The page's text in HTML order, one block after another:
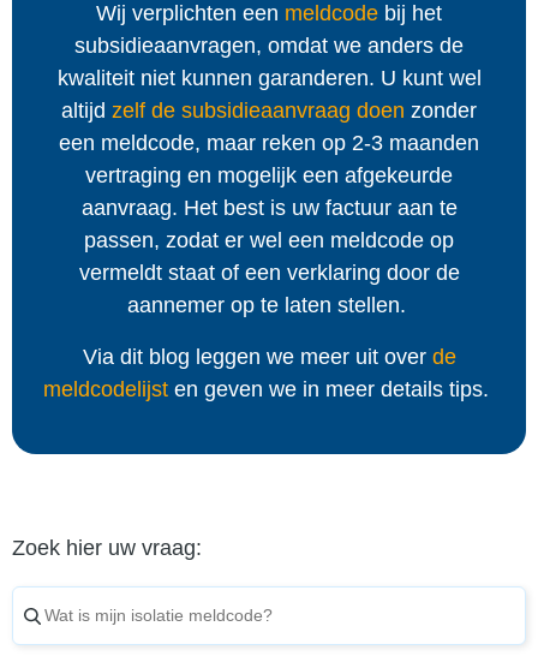
Wij verplichten een meldcode bij het
subsidieaanvragen, omdat we anders de
kwaliteit niet kunnen garanderen. U kunt wel
altijd zelf de subsidieaanvraag doen zonder
een meldcode, maar reken op 2-3 maanden
vertraging en mogelijk een afgekeurde
aanvraag. Het best is uw factuur aan te
passen, zodat er wel een meldcode op
vermeldt staat of een verklaring door de
aannemer op te laten stellen.
Via dit blog leggen we meer uit over de
meldcodelijst en geven we in meer details tips.
Zoek hier uw vraag: